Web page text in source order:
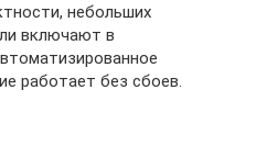
небольших
включают в
работает без сбоев.